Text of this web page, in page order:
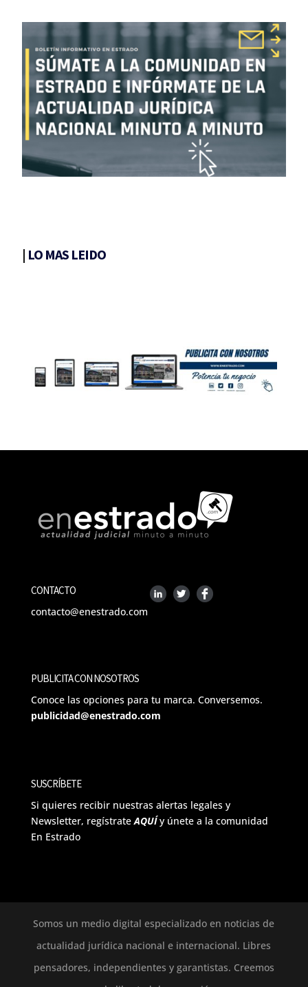
| LO MAS LEIDO
CONTACTO
contacto@enestrado.com
PUBLICITA CON NOSOTROS
Conoce las opciones para tu marca. Conversemos.
publicidad@enestrado.com
SUSCRÍBETE
Si quieres recibir nuestras alertas legales y
Newsletter, regístrateAQUÍ y únete a la comunidad
En Estrado
Somos un medio digital especializado en noticias de
actualidad jurídica nacional e internacional. Libres
pensadores, independientes y garantistas. Creemos